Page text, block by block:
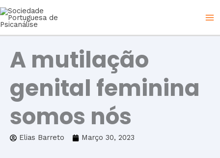
Skip
A mutilação
genital feminina
somos nós
Elias Barreto Março 30, 2023